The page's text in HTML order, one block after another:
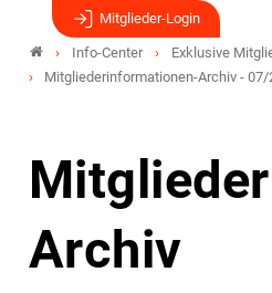
Mitglieder-Login
Info-Center
Exklusive
Mitgliederinformationen-Archiv - 07/
Archiv